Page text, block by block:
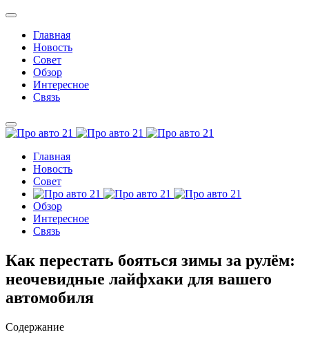
Главная
Новость
Совет
Обзор
Интересное
Связь
Главная
Новость
Совет
Обзор
Интересное
Связь
Как перестать бояться зимы за рулём:
неочевидные лайфхаки для вашего
автомобиля
Содержание